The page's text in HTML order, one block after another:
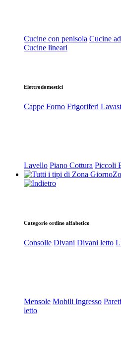
Cucine con penisola Cucine
Cucine lineari
Elettrodomestici
Cappe Forno Frigoriferi
Lavello Piano Cottura Piccoli
Categorie ordine alfabetico
Consolle Divani Divani letto
Mensole Mobili Ingresso
letto